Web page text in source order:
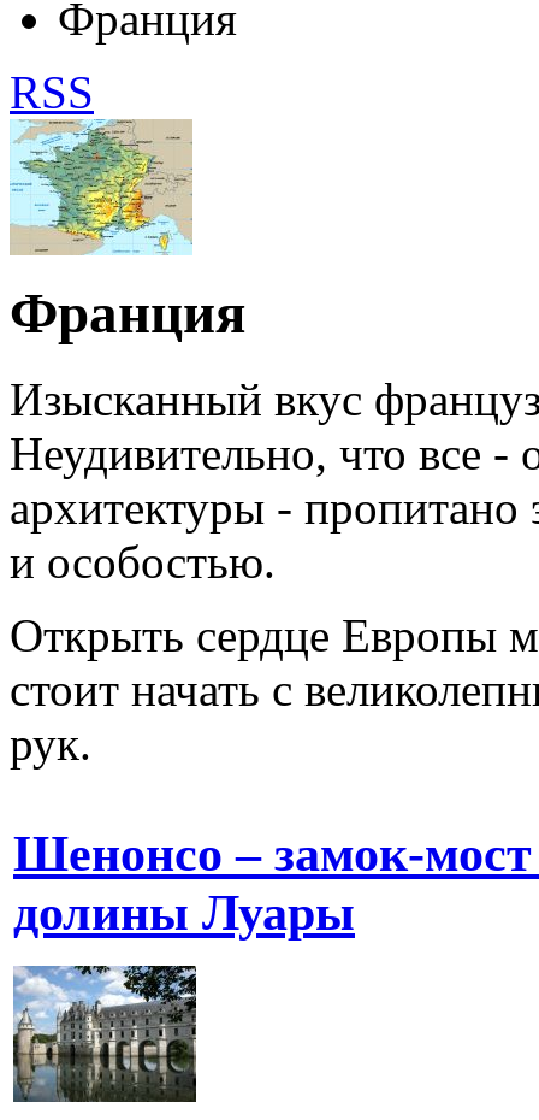
Франция
RSS
Франция
Изысканный вкус
Неудивительно, что все -
архитектуры -
и особостью.
Открыть сердце Европы
стоит начать с
рук.
Шенонсо – замок-мост
долины Луары